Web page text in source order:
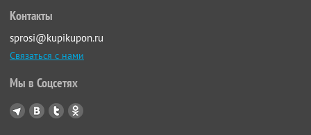
Контакты
sprosi@kupikupon.ru
Связаться с нами
Мы в Соцсетях